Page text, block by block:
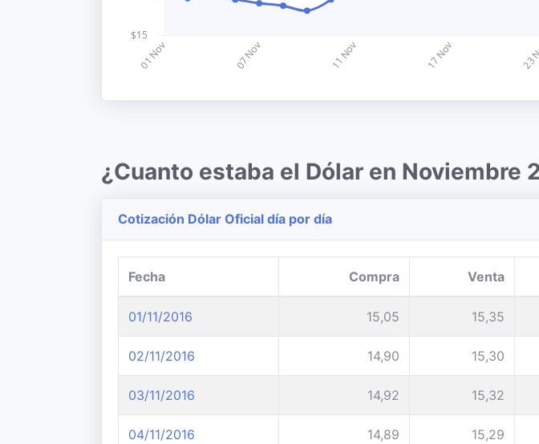
¿Cuanto estaba el Dólar en Noviembre
Cotización Dólar Oficial día por día
Fecha Compra Venta
01/11/2016 15,05 15,35
02/11/2016 14,90 15,30
03/11/2016 14,92 15,32
04/11/2016 14,89 15,29